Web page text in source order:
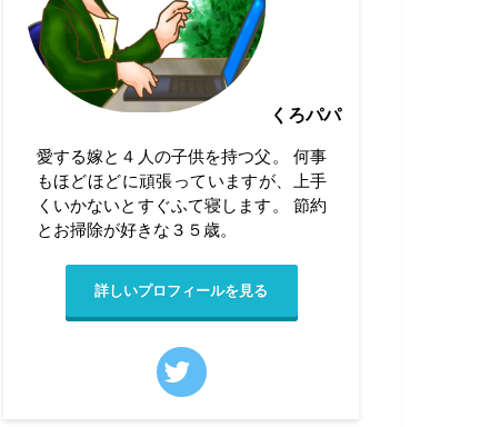
くろパパ
愛する嫁と４人の子供を持つ父。 何事
もほどほどに頑張っていますが、上手
くいかないとすぐふて寝します。 節約
とお掃除が好きな３５歳。
詳しいプロフィールを見る